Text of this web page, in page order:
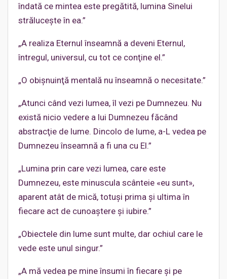
îndată ce mintea este pregătită, lumina Sinelui
străluceşte în ea.”
„A realiza Eternul înseamnă a deveni Eternul,
întregul, universul, cu tot ce conţine el.”
„O obişnuinţă mentală nu înseamnă o necesitate.”
„Atunci când vezi lumea, îl vezi pe Dumnezeu. Nu
există nicio vedere a lui Dumnezeu făcând
abstracţie de lume. Dincolo de lume, a-L vedea pe
Dumnezeu înseamnă a fi una cu El.”
„Lumina prin care vezi lumea, care este
Dumnezeu, este minuscula scânteie «eu sunt»,
aparent atât de mică, totuşi prima şi ultima în
fiecare act de cunoaştere şi iubire.”
„Obiectele din lume sunt multe, dar ochiul care le
vede este unul singur.”
„A mă vedea pe mine însumi în fiecare şi pe